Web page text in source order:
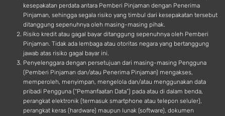
kesepakatan perdata antara Pemberi Pinjaman dengan Penerima
Pinjaman, sehingga segala risiko yang timbul dari kesepakatan tersebut
ditanggung sepenuhnya oleh masing-masing pihak.
Risiko kredit atau gagal bayar ditanggung sepenuhnya oleh Pemberi
Pinjaman. Tidak ada lembaga atau otoritas negara yang bertanggung
jawab atas risiko gagal bayar ini.
Penyelenggara dengan persetujuan dari masing-masing Pengguna
(Pemberi Pinjaman dan/atau Penerima Pinjaman) mengakses,
memperoleh, menyimpan, mengelola dan/atau menggunakan data
pribadi Pengguna (“Pemanfaatan Data”) pada atau di dalam benda,
perangkat elektronik (termasuk smartphone atau telepon seluler),
perangkat keras (hardware) maupun lunak (software), dokumen